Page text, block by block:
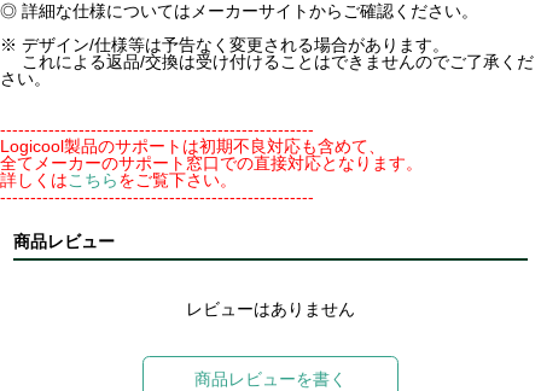
◎ 詳細な仕様についてはメーカーサイトからご確認ください。
※ デザイン/仕様等は予告なく変更される場合があります。
これによる返品/交換は受け付けることはできませんのでご了承くだ
さい。
----------------------------------------------------
Logicool製品のサポートは初期不良対応も含めて、
全てメーカーのサポート窓口での直接対応となります。
詳しくはこちらをご覧下さい。
----------------------------------------------------
商品レビュー
レビューはありません
商品レビューを書く